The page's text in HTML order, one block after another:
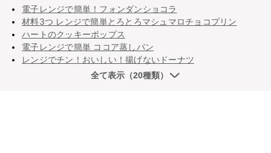
電子レンジで簡単！フォンダンショコラ
材料3つ レンジで簡単とろとろマシュマロチョコプリン
ハートのクッキーポップス
電子レンジで簡単 ココア蒸しパン
レンジでチン！おいしい！揚げないドーナツ
全て表示（20種類）